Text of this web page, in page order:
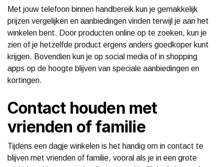
Met jouw telefoon binnen handbereik kun je gemakkelijk
prijzen vergelijken en aanbiedingen vinden terwijl je aan het
winkelen bent. Door producten online op te zoeken, kun je
zien of je hetzelfde product ergens anders goedkoper kunt
krijgen. Bovendien kun je op social media of in shopping
apps op de hoogte blijven van speciale aanbiedingen en
kortingen.
Contact houden met
vrienden of familie
Tijdens een dagje winkelen is het handig om in contact te
blijven met vrienden of familie, vooral als je in een grote